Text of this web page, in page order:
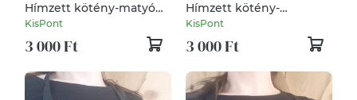
Hímzett kötény-matyó
csokor /bézs
KisPont
3 000 Ft
Hímzett kötény-
csipkeszív /bézs
KisPont
3 000 Ft